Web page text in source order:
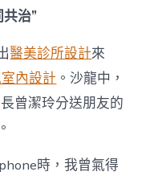
治”
醫美診所設計來
內設計 。沙龍中，
曾潔玲分送朋友的
phone時，我曾氣得